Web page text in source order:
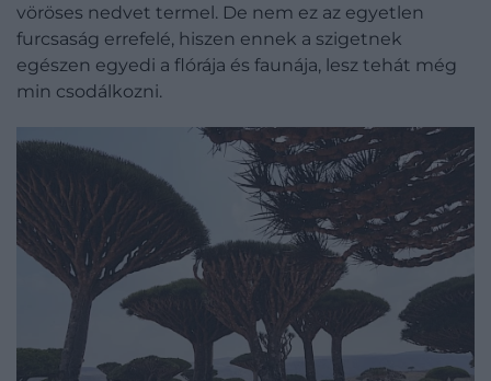
vöröses nedvet termel. De nem ez az egyetlen
furcsaság errefelé, hiszen ennek a szigetnek
egészen egyedi a flórája és faunája, lesz tehát még
min csodálkozni.